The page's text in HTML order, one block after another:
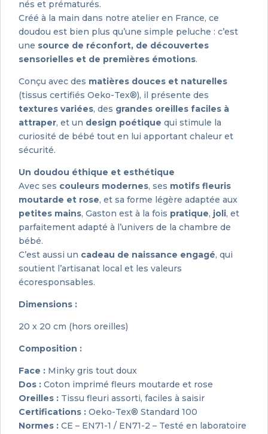
nés et prématurés.
Créé à la main dans notre atelier en France, ce
doudou est bien plus qu’une simple peluche : c’est
une source de réconfort, de découvertes
sensorielles et de premières émotions.
Conçu avec des matières douces et naturelles
(tissus certifiés Oeko-Tex®), il présente des
textures variées, des grandes oreilles faciles à
attraper, et un design poétique qui stimule la
curiosité de bébé tout en lui apportant chaleur et
sécurité.
Un doudou éthique et esthétique
Avec ses couleurs modernes, ses motifs fleuris
moutarde et rose, et sa forme légère adaptée aux
petites mains, Gaston est à la fois pratique, joli, et
parfaitement adapté à l’univers de la chambre de
bébé.
C’est aussi un cadeau de naissance engagé, qui
soutient l’artisanat local et les valeurs
écoresponsables.
Dimensions :
20 x 20 cm (hors oreilles)
Composition :
Face : Minky gris tout doux
Dos : Coton imprimé fleurs moutarde et rose
Oreilles : Tissu fleuri assorti, faciles à saisir
Certifications : Oeko-Tex® Standard 100
Normes : CE – EN71-1 / EN71-2 – Testé en laboratoire